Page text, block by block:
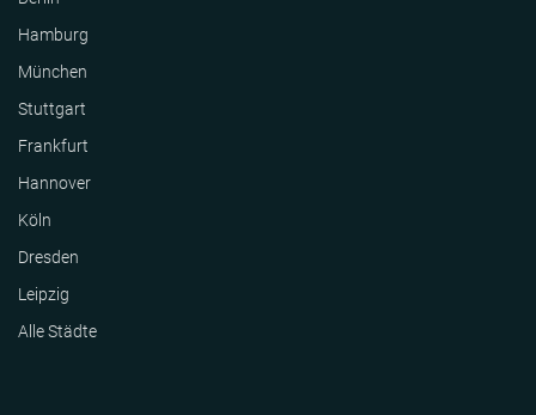
Hamburg
München
Stuttgart
Frankfurt
Hannover
Köln
Dresden
Leipzig
Alle Städte